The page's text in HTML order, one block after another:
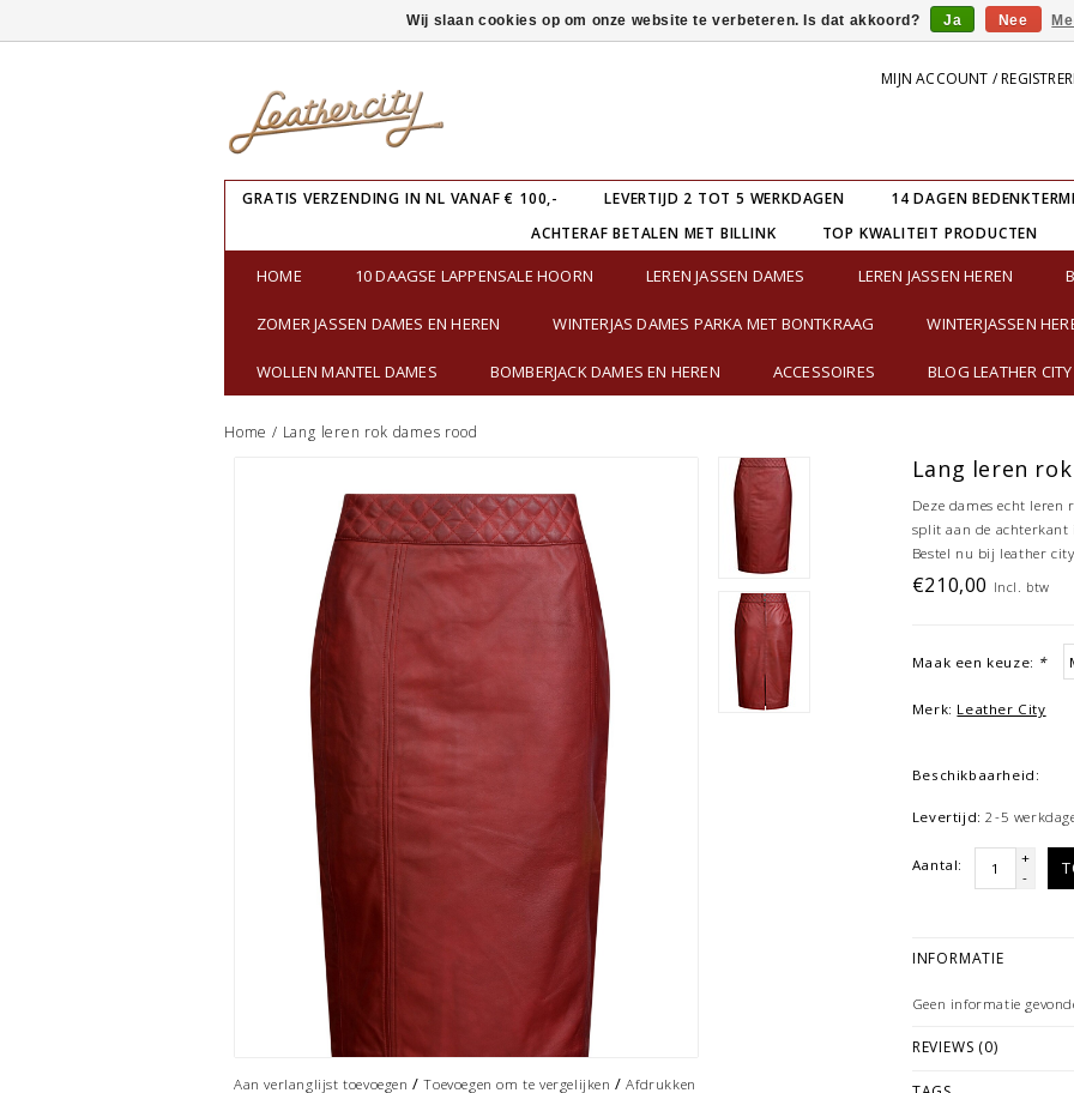
MIJN ACCOUNT /
GRATIS VERZENDING IN NL VANAF € 100,- LEVERTIJD 2 TOT 5 WERKDAGEN 14 DAGEN
ACHTERAF BETALEN MET BILLINK
TOP KWALITEIT PRODUCTEN
HOME 10 DAAGSE LAPPENSALE HOORN LEREN JASSEN DAMES LEREN JASSEN HEREN
ZOMER JASSEN DAMES EN HEREN WINTERJAS DAMES PARKA MET BONTKRAAG WINTERJASSEN
WOLLEN MANTEL DAMES BOMBERJACK DAMES EN HEREN ACCESSOIRES BLOG LEATHER CITY
Home / Lang leren rok dames rood
Aan verlanglijst toevoegen /Toevoegen om te vergelijken /Afdrukken
Lang leren
Deze dames echt
split aan de achterkant
Bestel nu bij leather
€210,00 Incl. btw
Maak een keuze: *
Merk: Leather City
Beschikbaarheid:
Levertijd: 2-5
Aantal:
+
-
INFORMATIE
Geen informatie
REVIEWS (0)
Wij slaan cookies op om onze website te verbeteren. Is dat akkoord? Ja Nee